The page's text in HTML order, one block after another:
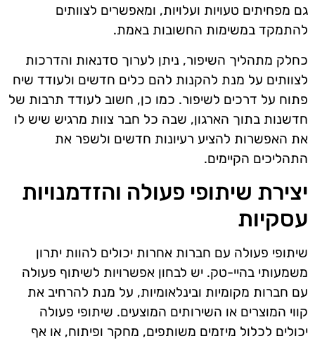
גם מפחיתים טעויות ועלויות, ומאפשרים לצוותים
להתמקד במשימות החשובות באמת.
כחלק מתהליך השיפור, ניתן לערוך סדנאות והדרכות
לצוותים על מנת להקנות להם כלים חדשים ולעודד שיח
פתוח על דרכים לשיפור. כמו כן, חשוב לעודד תרבות של
חדשנות בתוך הארגון, שבה כל חבר צוות מרגיש שיש לו
את האפשרות להציע רעיונות חדשים ולשפר את
התהליכים הקיימים.
יצירת שיתופי פעולה והזדמנויות
עסקיות
שיתופי פעולה עם חברות אחרות יכולים להוות יתרון
משמעותי בהיי-טק. יש לבחון אפשרויות לשיתוף פעולה
עם חברות מקומיות ובינלאומיות, על מנת להרחיב את
קווי המוצרים או השירותים המוצעים. שיתופי פעולה
יכולים לכלול מיזמים משותפים, מחקר ופיתוח, או אף